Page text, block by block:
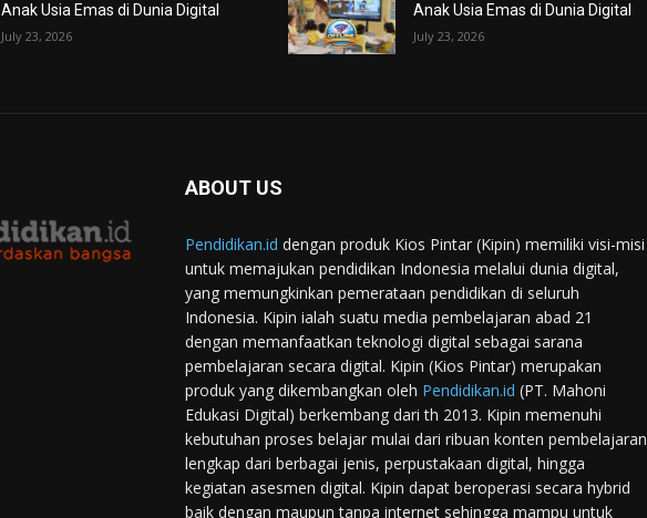
Anak Usia Emas di Dunia Digital
July 23, 2026
Anak Usia Emas di Dunia Digital
July 23, 2026
ABOUT US
Pendidikan.id dengan produk Kios Pintar (Kipin) memiliki visi-misi
untuk memajukan pendidikan Indonesia melalui dunia digital,
yang memungkinkan pemerataan pendidikan di seluruh
Indonesia. Kipin ialah suatu media pembelajaran abad 21
dengan memanfaatkan teknologi digital sebagai sarana
pembelajaran secara digital. Kipin (Kios Pintar) merupakan
produk yang dikembangkan oleh Pendidikan.id (PT. Mahoni
Edukasi Digital) berkembang dari th 2013. Kipin memenuhi
kebutuhan proses belajar mulai dari ribuan konten pembelajaran
lengkap dari berbagai jenis, perpustakaan digital, hingga
kegiatan asesmen digital. Kipin dapat beroperasi secara hybrid
baik dengan maupun tanpa internet sehingga mampu untuk